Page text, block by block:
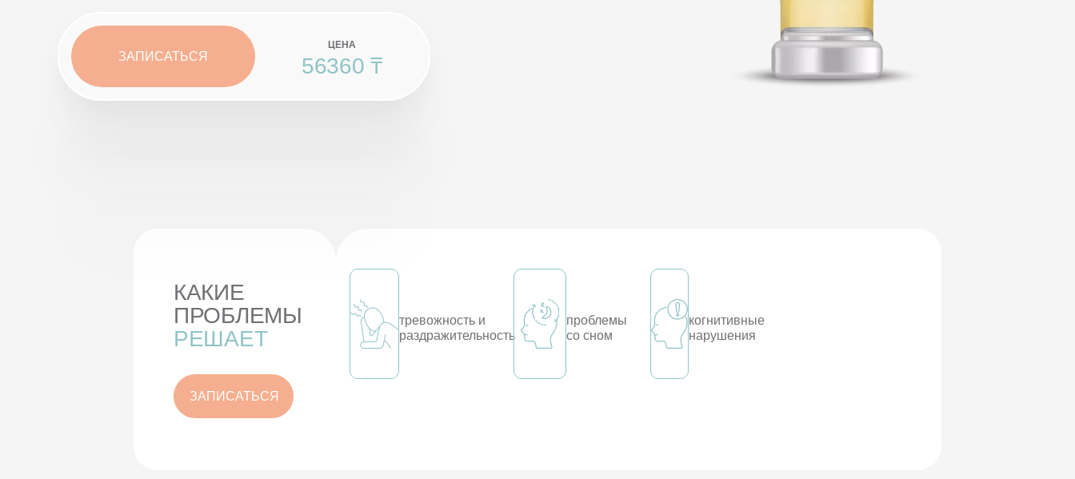
ЗАПИСАТЬСЯ
ЦЕНА
56360 ₸
КАКИЕ
ПРОБЛЕМЫ
РЕШАЕТ
ЗАПИСАТЬСЯ
тревожность и
раздражительность
проблемы
со сном
когнитивные
нарушения